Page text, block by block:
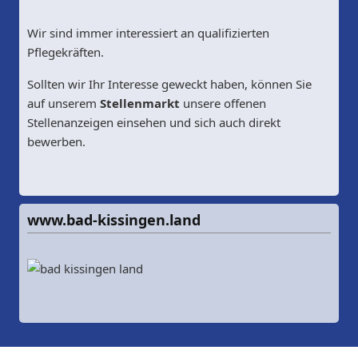
Wir sind immer interessiert an qualifizierten
Pflegekräften.
Sollten wir Ihr Interesse geweckt haben, können Sie
auf unserem Stellenmarkt unsere offenen
Stellenanzeigen einsehen und sich auch direkt
bewerben.
www.bad-kissingen.land